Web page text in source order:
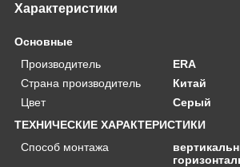
Характеристики
Основные
Производитель
ERA
Страна производитель
Китай
Цвет
Серый
ТЕХНИЧЕСКИЕ ХАРАКТЕРИСТИКИ
Способ монтажа